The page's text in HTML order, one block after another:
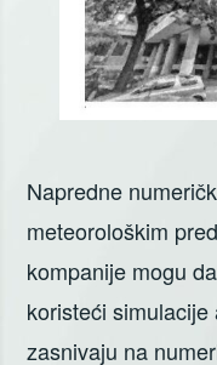
Napredne
meteorološkim
kompanije mogu
koristeći
zasnivaju na